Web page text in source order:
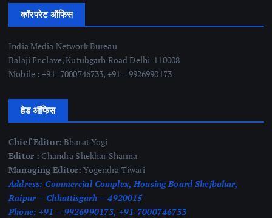
कॉरपरेट ऑफिस
India Media Network Bureau
Balaji Enclave, Kutubgarh Road Delhi-110008
Mobile : +91- 7000746733, +91 – 9926990173
हेड ऑफिस
Chief Editor: Bharat Yogi
Editor : Chandra Shekhar Sharma
Managing Editor: Yogendra Tiwari
Address: Commercial Complex, Housing Board Shejbahar,
Raipur – Chhattisgarh – 4920015
Phone: +91 – 9926990173, +91-7000746733